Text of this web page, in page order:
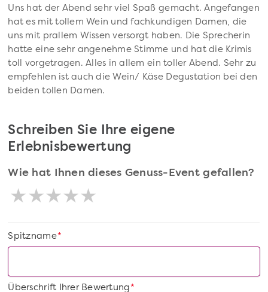
Uns hat der Abend sehr viel Spaß gemacht. Angefangen
hat es mit tollem Wein und fachkundigen Damen, die
uns mit prallem Wissen versorgt haben. Die Sprecherin
hatte eine sehr angenehme Stimme und hat die Krimis
toll vorgetragen. Alles in allem ein toller Abend. Sehr zu
empfehlen ist auch die Wein/ Käse Degustation bei den
beiden tollen Damen.
Schreiben Sie Ihre eigene
Erlebnisbewertung
Wie hat Ihnen dieses Genuss-Event gefallen?
*
Spitzname
*
Überschrift Ihrer Bewertung